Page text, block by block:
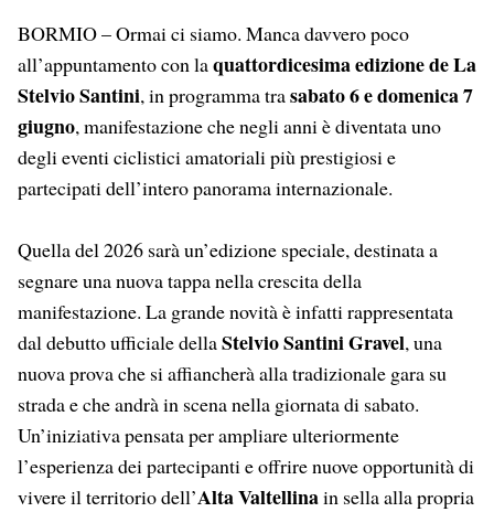
BORMIO – Ormai ci siamo. Manca davvero poco
all’appuntamento con laquattordicesima edizione de La
Stelvio Santini, in programma trasabato 6 e domenica 7
giugno, manifestazione che negli anni è diventata uno
degli eventi ciclistici amatoriali più prestigiosi e
partecipati dell’intero panorama internazionale.
Quella del 2026 sarà un’edizione speciale, destinata a
segnare una nuova tappa nella crescita della
manifestazione. La grande novità è infatti rappresentata
dal debutto ufficiale dellaStelvio Santini Gravel, una
nuova prova che si affiancherà alla tradizionale gara su
strada e che andrà in scena nella giornata di sabato.
Un’iniziativa pensata per ampliare ulteriormente
l’esperienza dei partecipanti e offrire nuove opportunità di
vivere il territorio dell’Alta Valtellinain sella alla propria